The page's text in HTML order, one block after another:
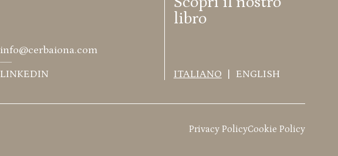
info@cerbaiona.com
LINKEDIN
libro
ITALIANO ENGLISH
Privacy PolicyCookie Policy